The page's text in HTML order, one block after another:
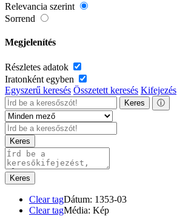
Relevancia szerint
Sorrend
Megjelenítés
Részletes adatok
Iratonként egyben
Egyszerű keresés Összetett keresés Kifejezés
Keres ⓘ
Keres
Keres
Clear tagDátum: 1353-03
Clear tagMédia: Kép